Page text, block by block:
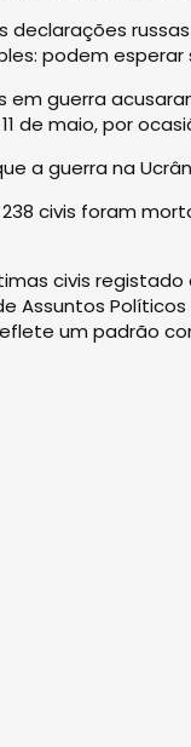
declarações
podem esperar
em guerra
de maio, por
a guerra na
civis foram
civis registado
um padrão